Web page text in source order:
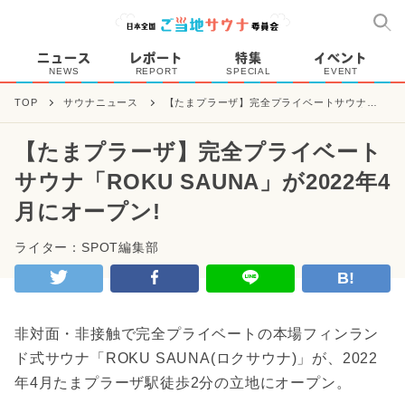
ニュース
NEWS
レポート
REPORT
特集
SPECIAL
イベント
EVENT
TOP サウナニュース
【たまプラーザ】完全プライベートサウナ
【たまプラーザ】完全プライベート
サウナ「ROKU SAUNA」が2022年4
月にオープン!
ライター：SPOT編集部
B!
非対面・非接触で完全プライベートの本場フィンラン
ド式サウナ「ROKU SAUNA(ロクサウナ)」が、2022
年4月たまプラーザ駅徒歩2分の立地にオープン。